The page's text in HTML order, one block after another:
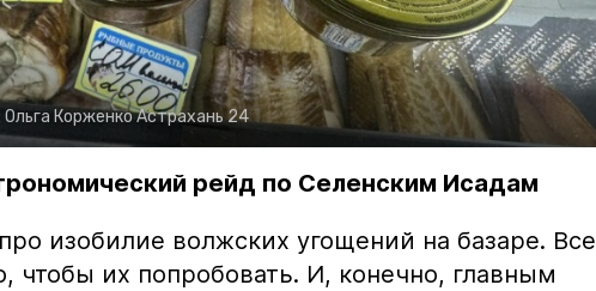
Ольга КорженкоАстрахань 24
рейд по Селенским Исадам
про изобилие волжских угощений на базаре. Все
чтобы их попробовать. И, конечно, главным